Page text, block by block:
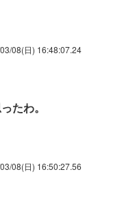
03/08(日) 16:48:07.24
たわ。
08(日) 16:50:27.56